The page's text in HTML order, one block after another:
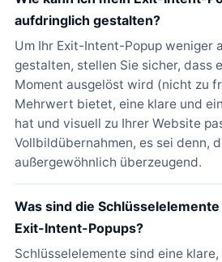
aufdringlich gestalten?
Um Ihr Exit-Intent-Popup weniger
gestalten, stellen Sie sicher, dass
Moment ausgelöst wird (nicht zu
Mehrwert bietet, eine klare und
hat und visuell zu Ihrer Website
Vollbildübernahmen, es sei denn,
außergewöhnlich überzeugend.
Was sind die
Exit-Intent-Popups?
Schlüsselelemente sind eine